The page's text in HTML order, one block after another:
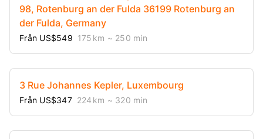
98, Rotenburg an der Fulda 36199 Rotenburg an
der Fulda, Germany
Från US$549 175 km ~ 250 min
3 Rue Johannes Kepler, Luxembourg
Från US$347 224 km ~ 320 min